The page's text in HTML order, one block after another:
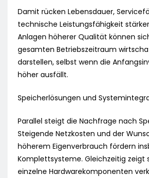
Damit rücken Lebensdauer,
technische Leistungsfähigkeit
Anlagen höherer Qualität können
gesamten Betriebszeitraum
darstellen, selbst wenn die
höher ausfällt.
Speicherlösungen und
Parallel steigt die Nachfrage nach
Steigende Netzkosten und der
höherem Eigenverbrauch fördern
Komplettsysteme. Gleichzeitig zeigt
einzelne Hardwarekomponenten